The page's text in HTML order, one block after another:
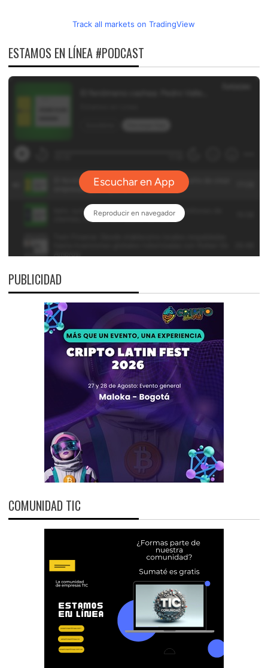
Track all markets on TradingView
ESTAMOS EN LÍNEA #PODCAST
PUBLICIDAD
COMUNIDAD TIC